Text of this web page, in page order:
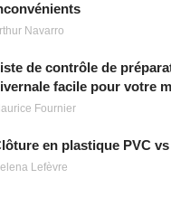
Navarro
de contrôle de
facile pour votre
Fournier
en plastique PVC
Lefèvre